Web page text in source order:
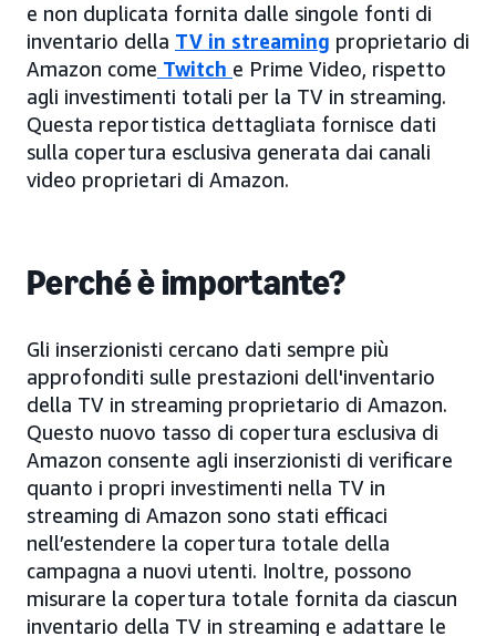
e non duplicata fornita dalle singole fonti di
inventario della TV in streaming proprietario di
Amazon come Twitch e Prime Video, rispetto
agli investimenti totali per la TV in streaming.
Questa reportistica dettagliata fornisce dati
sulla copertura esclusiva generata dai canali
video proprietari di Amazon.
Perché è importante?
Gli inserzionisti cercano dati sempre più
approfonditi sulle prestazioni dell'inventario
della TV in streaming proprietario di Amazon.
Questo nuovo tasso di copertura esclusiva di
Amazon consente agli inserzionisti di verificare
quanto i propri investimenti nella TV in
streaming di Amazon sono stati efficaci
nell’estendere la copertura totale della
campagna a nuovi utenti. Inoltre, possono
misurare la copertura totale fornita da ciascun
inventario della TV in streaming e adattare le